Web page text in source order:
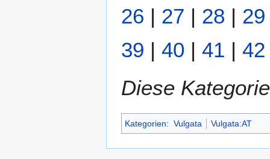
26 | 27 | 28 | 29
39 | 40 | 41 | 42
Diese
Kategorien: Vulgata Vulgata:AT